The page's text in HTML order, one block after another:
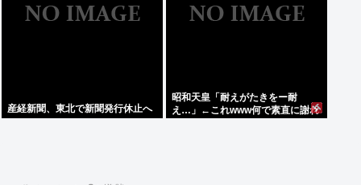
産経新聞、東北で新聞発行休止へ
昭和天皇「耐えがたきをー耐
え…」←これwww何で素直に謝れ